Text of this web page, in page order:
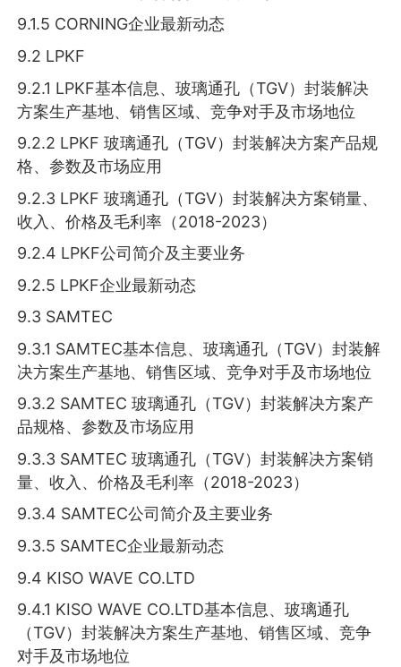
9.1.5 CORNING企业最新动态
9.2 LPKF
9.2.1 LPKF基本信息、玻璃通孔（TGV）封装解决
方案生产基地、销售区域、竞争对手及市场地位
9.2.2 LPKF 玻璃通孔（TGV）封装解决方案产品规
格、参数及市场应用
9.2.3 LPKF 玻璃通孔（TGV）封装解决方案销量、
收入、价格及毛利率（2018-2023）
9.2.4 LPKF公司简介及主要业务
9.2.5 LPKF企业最新动态
9.3 SAMTEC
9.3.1 SAMTEC基本信息、玻璃通孔（TGV）封装解
决方案生产基地、销售区域、竞争对手及市场地位
9.3.2 SAMTEC 玻璃通孔（TGV）封装解决方案产
品规格、参数及市场应用
9.3.3 SAMTEC 玻璃通孔（TGV）封装解决方案销
量、收入、价格及毛利率（2018-2023）
9.3.4 SAMTEC公司简介及主要业务
9.3.5 SAMTEC企业最新动态
9.4 KISO WAVE CO.LTD
9.4.1 KISO WAVE CO.LTD基本信息、玻璃通孔
（TGV）封装解决方案生产基地、销售区域、竞争
对手及市场地位